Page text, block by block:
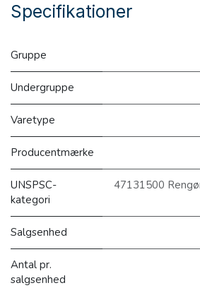
Specifikationer
Gruppe
Undergruppe
Varetype
Producentmærke
UNSPSC-
kategori
47131500
Salgsenhed
Antal pr.
salgsenhed